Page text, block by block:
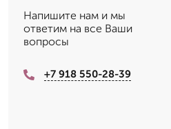
Напишите нам и мы
ответим на все Ваши
вопросы
+7 918 550-28-39